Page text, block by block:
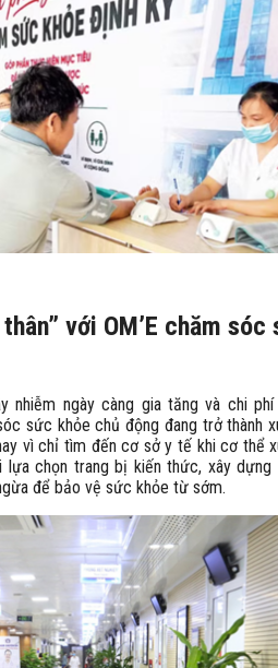
với OM’E chăm sóc
nhiễm ngày càng gia tăng và chi
sức khỏe chủ động đang trở thành
vì chỉ tìm đến cơ sở y tế khi cơ thể
lựa chọn trang bị kiến thức, xây dựng
để bảo vệ sức khỏe từ sớm.